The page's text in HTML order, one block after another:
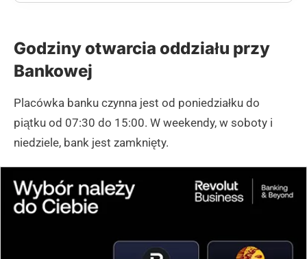
Godziny otwarcia oddziału przy
Bankowej
Placówka banku czynna jest od poniedziałku do
piątku od 07:30 do 15:00. W weekendy, w soboty i
niedziele, bank jest zamknięty.